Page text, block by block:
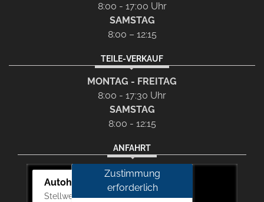
8:00 - 17:00 Uhr
SAMSTAG
8:00 – 12:15
TEILE-VERKAUF
MONTAG - FREITAG
8:00 - 17:30 Uhr
SAMSTAG
8:00 - 12:15
ANFAHRT
Autohaus Picker
Stellwerk 5, 57368 Lennestadt
Zustimmung
erforderlich